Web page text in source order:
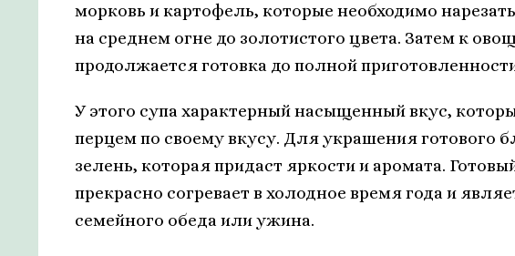
морковь и картофель, которые необходимо
на среднем огне до золотистого цвета. Затем к
продолжается готовка до полной
У этого супа характерный насыщенный вкус,
перцем по своему вкусу. Для украшения готового
зелень, которая придаст яркости и аромата.
прекрасно согревает в холодное время года и
семейного обеда или ужина.